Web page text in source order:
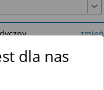
zmień
MEDYCZNEJ
dla nas